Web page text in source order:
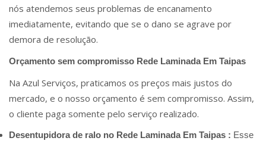
nós atendemos seus problemas de encanamento
imediatamente, evitando que se o dano se agrave por
demora de resolução.
Orçamento sem compromisso Rede Laminada Em Taipas
Na Azul Serviços, praticamos os preços mais justos do
mercado, e o nosso orçamento é sem compromisso. Assim,
o cliente paga somente pelo serviço realizado.
Desentupidora de ralo no Rede Laminada Em Taipas : Esse